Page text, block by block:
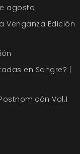
agosto
Venganza Edición
en Sangre? |
Vol.1